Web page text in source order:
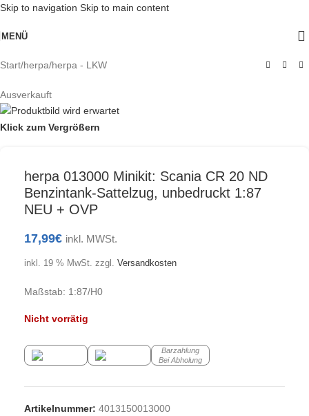
Skip to navigation Skip to main content
MENÜ
Start/herpa/herpa - LKW
Ausverkauft
Klick zum Vergrößern
herpa 013000 Minikit: Scania CR 20 ND
Benzintank-Sattelzug, unbedruckt 1:87
NEU + OVP
17,99€ inkl. MWSt.
inkl. 19 % MwSt. zzgl. Versandkosten
Maßstab: 1:87/H0
Nicht vorrätig
Barzahlung
Bei Abholung
Artikelnummer: 4013150013000